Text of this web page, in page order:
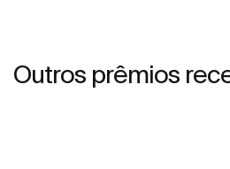
Outros prêmios